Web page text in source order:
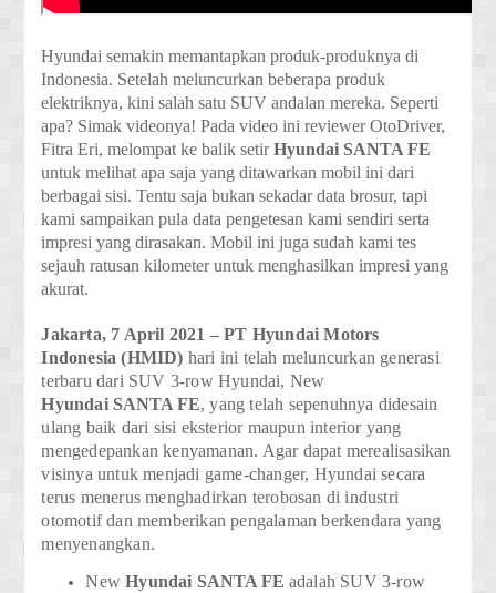
Hyundai semakin memantapkan produk-produknya di
Indonesia. Setelah meluncurkan beberapa produk
elektriknya, kini salah satu SUV andalan mereka. Seperti
apa? Simak videonya! Pada video ini reviewer OtoDriver,
Fitra Eri, melompat ke balik setirHyundai SANTA FE
untuk melihat apa saja yang ditawarkan mobil ini dari
berbagai sisi. Tentu saja bukan sekadar data brosur, tapi
kami sampaikan pula data pengetesan kami sendiri serta
impresi yang dirasakan. Mobil ini juga sudah kami tes
sejauh ratusan kilometer untuk menghasilkan impresi yang
akurat.
Jakarta, 7 April 2021 – PT Hyundai Motors
Indonesia (HMID) hari ini telah meluncurkan generasi
terbaru dari SUV 3-rowHyundai, New
Hyundai SANTA FE, yang telah sepenuhnya didesain
ulang baik dari sisi eksterior maupun interior yang
mengedepankan kenyamanan. Agar dapat merealisasikan
visinya untuk menjadi game-changer, Hyundai secara
terus menerus menghadirkan terobosan di industri
otomotif dan memberikan pengalaman berkendara yang
menyenangkan.
NewHyundai SANTA FE adalah SUV 3-row